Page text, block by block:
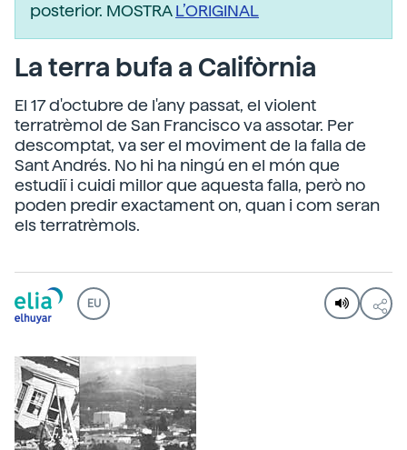
posterior. MOSTRAL’ORIGINAL
La terra bufa a Califòrnia
El 17 d'octubre de l'any passat, el violent
terratrèmol de San Francisco va assotar. Per
descomptat, va ser el moviment de la falla de
Sant Andrés. No hi ha ningú en el món que
estudiï i cuidi millor que aquesta falla, però no
poden predir exactament on, quan i com seran
els terratrèmols.
EU